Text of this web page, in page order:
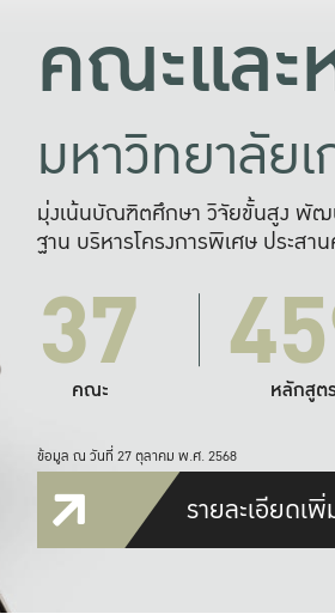
คณะแล
มหาวิทยาลัย
มุ่งเน้นบัณฑิตศึกษา วิจัยขั้นสูง พัฒ
ฐาน บริหารโครงการพิเศษ ประส
37
คณะ หลักสูต
ข้อมูล ณ วันที่ 27 ตุลาคม พ.ศ. 2568
รายละเอียดเพิ่